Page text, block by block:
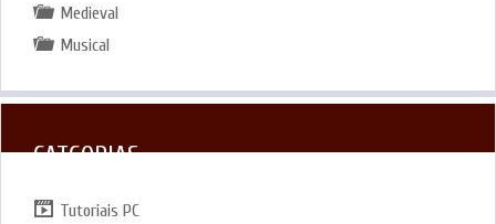
Medieval
Musical
CATGORIAS
Tutoriais PC